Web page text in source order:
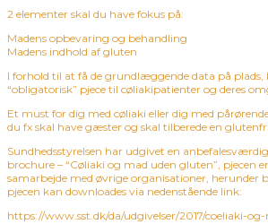
2 elementer skal du have fokus på:
Madens opbevaring og behandling
Madens indhold af gluten
I forhold til at få de grundlæggende data på
“obligatorisk” pjece til cøliakipatienter og deres
Et must for dig med cøliaki eller dig med
du fx skal have gæster og skal tilberede en
Sundhedsstyrelsen har udgivet en
brochure – “Cøliaki og mad uden gluten”, pjecen
samarbejde med øvrige organisationer, herunder
pjecen kan downloades via nedenstående link:
https://www.sst.dk/da/udgivelser/2017/coeliaki-